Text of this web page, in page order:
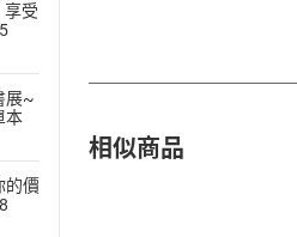
享受
展~
本
的價
相似商品